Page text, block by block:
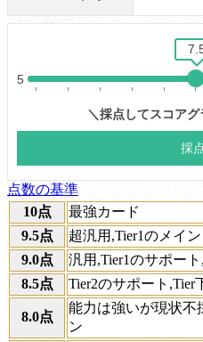
点数の基準
10点
最強カード
9.5点
超汎用,Tier1のメイン
9.0点
汎用,Tier1のサポー
8.5点
Tier2のサポート,Tier
8.0点
能力は強いが現状不
ン